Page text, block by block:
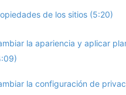
de los sitios (5:20)
la apariencia y aplicar
la configuración de